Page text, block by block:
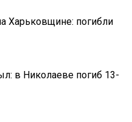
Харьковщине: погибли
в Николаеве погиб 13-